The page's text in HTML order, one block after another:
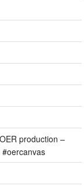
production –